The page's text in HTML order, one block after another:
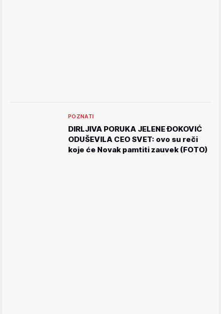
POZNATI
DIRLJIVA PORUKA JELENE ĐOKOVIĆ
ODUŠEVILA CEO SVET: ovo su reči
koje će Novak pamtiti zauvek (FOTO)